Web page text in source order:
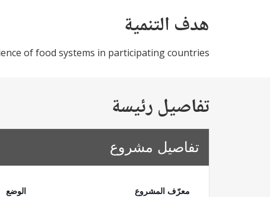
هدف التنمية
of food systems in participating countries.
تفاصيل رئيسة
تفاصيل مشروع
معرّف المشروع
الوضع